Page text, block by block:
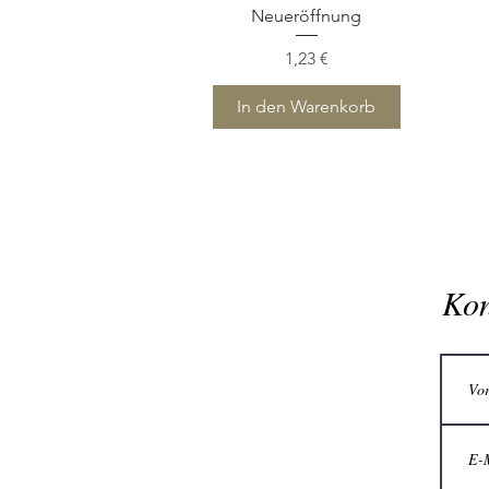
Schnellansicht
Neueröffnung
Preis
1,23 €
In den Warenkorb